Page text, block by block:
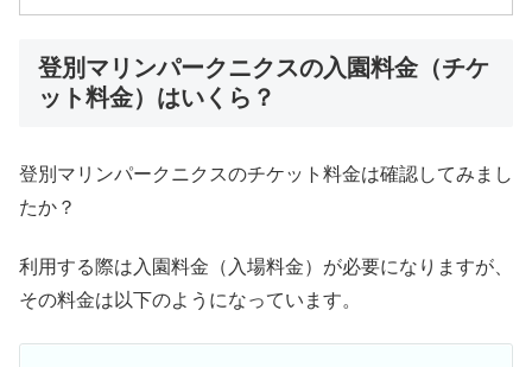
登別マリンパークニクスの入園料金（チケ
ット料金）はいくら？
登別マリンパークニクスのチケット料金は確認してみまし
たか？
利用する際は入園料金（入場料金）が必要になりますが、
その料金は以下のようになっています。